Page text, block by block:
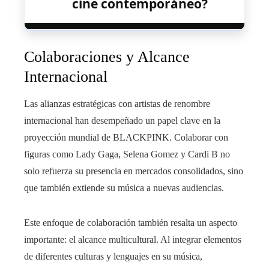
cine contemporáneo?
Colaboraciones y Alcance
Internacional
Las alianzas estratégicas con artistas de renombre
internacional han desempeñado un papel clave en la
proyección mundial de BLACKPINK. Colaborar con
figuras como Lady Gaga, Selena Gomez y Cardi B no
solo refuerza su presencia en mercados consolidados, sino
que también extiende su música a nuevas audiencias.
Este enfoque de colaboración también resalta un aspecto
importante: el alcance multicultural. Al integrar elementos
de diferentes culturas y lenguajes en su música,